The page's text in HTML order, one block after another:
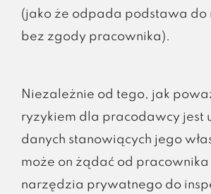
(jako że odpada podstawa do
bez zgody pracownika).
Niezależnie od tego, jak
ryzykiem dla pracodawcy jest
danych stanowiących jego
może on żądać od
narzędzia prywatnego do